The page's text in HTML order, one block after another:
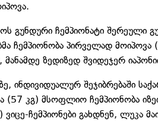
გუნდური ჩემპიონატი შერეული
ჩემპიონობა პირველად
მანამდე ზედიზედ შვიდეჯერ
ინდივიდუალურ შეჯიბრებაში
(57 კგ) მსოფლიო ჩემპიონობა
ჩემპიონები გახდნენ, ლუკა